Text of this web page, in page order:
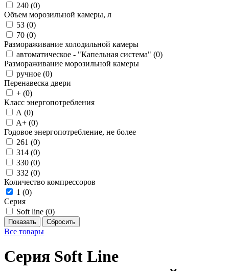
240 (0)
Объем морозильной камеры, л
53 (0)
70 (0)
Размораживание холодильной камеры
автоматическое - "Капельная система" (0)
Размораживание морозильной камеры
ручное (0)
Перенавеска двери
+ (0)
Класс энергопотребления
A (0)
A+ (0)
Годовое энергопотребление, не более
261 (0)
314 (0)
330 (0)
332 (0)
Количество компрессоров
1 (0)
Серия
Soft line (0)
Все товары
Серия Soft Line